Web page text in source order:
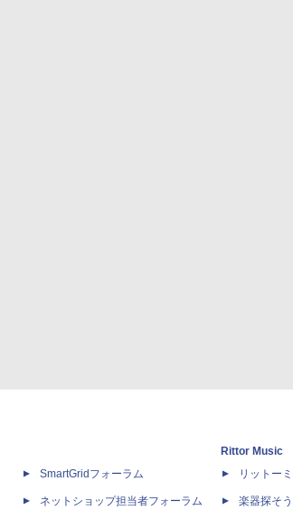
SmartGridフォーラム
ネットショップ担当者フォーラム
Rittor Music
リットー
楽器探そ